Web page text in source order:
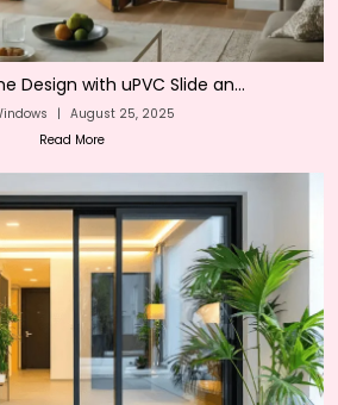
Design with uPVC Slide an...
| August 25, 2025
Read More